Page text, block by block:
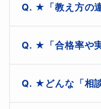
ギフテッドの子ども
ことができます。新
く、ハイレベルな情
★「教え方の
【脳科学×欧米式学
・見やすくて分か
・授業で使った「ポ
★「合格率や
ご質問ありがとうご
以下に掲載させてい
★どんな「相